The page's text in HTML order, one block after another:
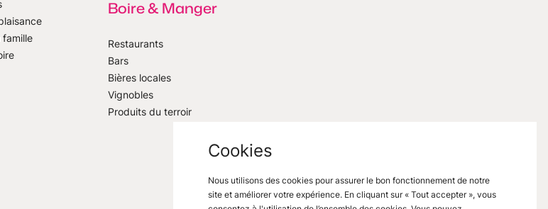
famille
Boire & Manger
Restaurants
Bars
Bières locales
Vignobles
Produits du terroir
Cookies
Nous utilisons des cookies pour assurer le bon fonctionnement de notre
site et améliorer votre expérience. En cliquant sur « Tout accepter », vous